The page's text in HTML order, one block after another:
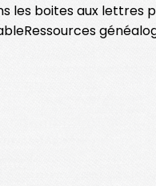
boites aux lettres